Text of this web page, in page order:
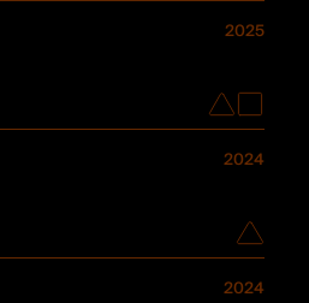
2025
2024
2024